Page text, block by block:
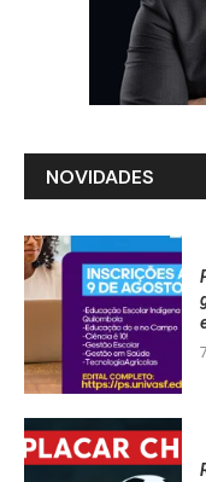
NOVIDADES